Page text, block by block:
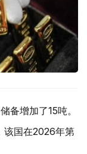
备增加了15吨。
该国在2026年第